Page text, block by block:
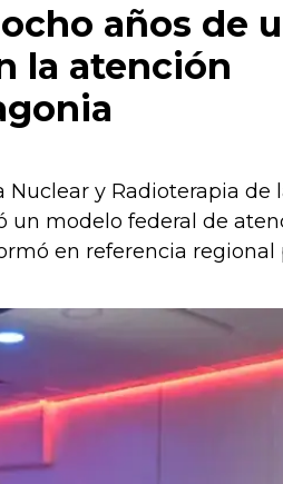
años de
la atención
y Radioterapia de
un modelo federal de
en referencia regional